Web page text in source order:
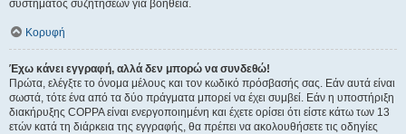
συστήματος συζητήσεων για βοήθεια.
Κορυφή
Έχω κάνει εγγραφή, αλλά δεν μπορώ να συνδεθώ!
Πρώτα, ελέγξτε το όνομα μέλους και τον κωδικό πρόσβασής σας. Εάν αυτά είναι
σωστά, τότε ένα από τα δύο πράγματα μπορεί να έχει συμβεί. Εάν η υποστήριξη
διακήρυξης COPPA είναι ενεργοποιημένη και έχετε ορίσει ότι είστε κάτω των 13
ετών κατά τη διάρκεια της εγγραφής, θα πρέπει να ακολουθήσετε τις οδηγίες